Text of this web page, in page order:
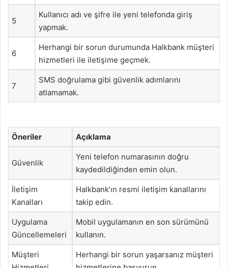
5
Kullanıcı adı ve şifre ile yeni telefonda giriş
yapmak.
6
Herhangi bir sorun durumunda Halkbank müşteri
hizmetleri ile iletişime geçmek.
7
SMS doğrulama gibi güvenlik adımlarını
atlamamak.
Öneriler Açıklama
Güvenlik
Yeni telefon numarasının doğru
kaydedildiğinden emin olun.
İletişim
Kanalları
Halkbank’ın resmi iletişim kanallarını
takip edin.
Uygulama
Güncellemeleri
Mobil uygulamanın en son sürümünü
kullanın.
Müşteri
Herhangi bir sorun yaşarsanız müşteri